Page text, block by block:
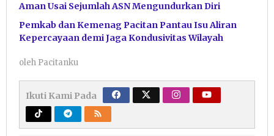
Aman Usai Sejumlah ASN Mengundurkan Diri
Pemkab dan Kemenag Pacitan Pantau Isu Aliran
Kepercayaan demi Jaga Kondusivitas Wilayah
oleh Pacitanku
Ikuti Kami Pada